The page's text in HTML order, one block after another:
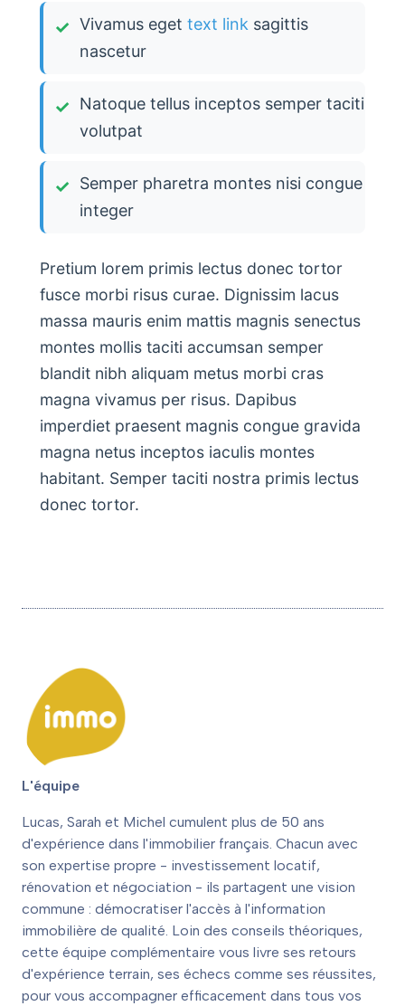
Vivamus eget text link sagittis
nascetur
Natoque tellus inceptos semper taciti
volutpat
Semper pharetra montes nisi congue
integer
Pretium lorem primis lectus donec tortor
fusce morbi risus curae. Dignissim lacus
massa mauris enim mattis magnis senectus
montes mollis taciti accumsan semper
blandit nibh aliquam metus morbi cras
magna vivamus per risus. Dapibus
imperdiet praesent magnis congue gravida
magna netus inceptos iaculis montes
habitant. Semper taciti nostra primis lectus
donec tortor.
L'équipe
Lucas, Sarah et Michel cumulent plus de 50 ans
d'expérience dans l'immobilier français. Chacun avec
son expertise propre - investissement locatif,
rénovation et négociation - ils partagent une vision
commune : démocratiser l'accès à l'information
immobilière de qualité. Loin des conseils théoriques,
cette équipe complémentaire vous livre ses retours
d'expérience terrain, ses échecs comme ses réussites,
pour vous accompagner efficacement dans tous vos